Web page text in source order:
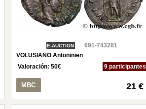
E-AUCTION
691-743281
VOLUSIANO Antoninien
Valoración:50€ 9 participantes
MBC 21 €